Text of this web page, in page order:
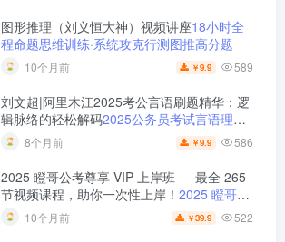
图形推理（刘义恒大神）视频讲座18小时全
程命题思维训练·系统攻克行测图推高分题
10个月前 ￥9.9 589
刘文超|阿里木江2025考公言语刷题精华：逻
辑脉络的轻松解码2025公务员考试言语理解
刷题视频课程
8个月前 ￥9.9 586
2025 瞪哥公考尊享 VIP 上岸班 — 最全 265
节视频课程，助你一次性上岸！ 2025 瞪哥公
考尊享 VIP 上岸班 — 最全 265 节视频课
程，助你一次性上岸！
10个月前 ￥39.9 522